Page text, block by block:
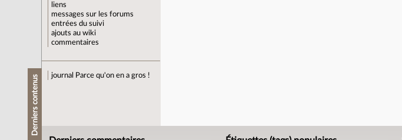
liens
messages sur les forums
entrées du suivi
ajouts au wiki
commentaires
Derniers contenus journal Parce qu'on en a gros !